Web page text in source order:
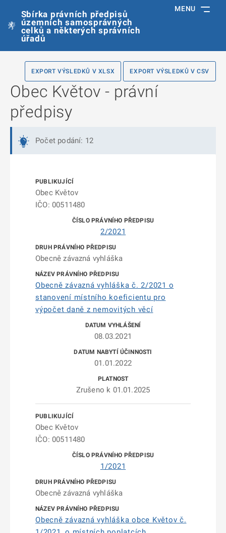
Sbírka právních předpisů
územních samosprávných
celků a některých správních
úřadů
MENU
EXPORT VÝSLEDKŮ V XLSX EXPORT VÝSLEDKŮ V CSV
Obec Květov - právní
předpisy
Počet podání: 12
Obec Květov
IČO: 00511480
2/2021
Obecně závazná vyhláška
Obecně závazná vyhláška č. 2/2021 o
stanovení místního koeficientu pro
výpočet daně z nemovitých věcí
08.03.2021
01.01.2022
Zrušeno k 01.01.2025
Obec Květov
IČO: 00511480
1/2021
Obecně závazná vyhláška
Obecně závazná vyhláška obce Květov č.